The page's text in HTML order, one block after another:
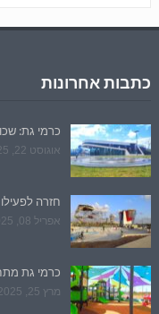
כתבות אחרונות
כרמי גת:
אוגוסט 22, 2025
חזרה
אפריל 08, 2025
כרמי גת
מרץ 25, 2025